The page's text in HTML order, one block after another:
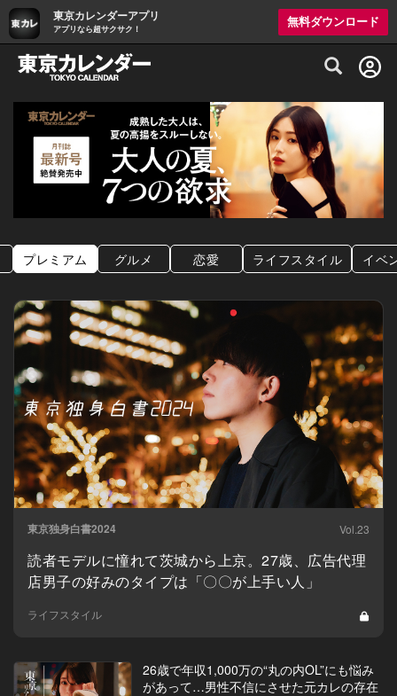
東京カレンダーアプリ
アプリなら超サクサク！
無料ダウンロード
グルメ情報・プレミアムレストラン予約
プレミアム グルメ 恋愛 ライフスタイル イベ
東京独身白書2024 Vol.23
読者モデルに憧れて茨城から上京。27歳、広告代理
店男子の好みのタイプは「〇〇が上手い人」
ライフスタイル
26歳で年収1,000万の“丸の内OL”にも悩み
があって…男性不信にさせた元カレの存在